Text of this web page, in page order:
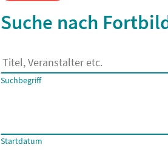
Suche nach
Es erscheinen Suchvorschläge, wenn
Suchbegriff
Startdatum